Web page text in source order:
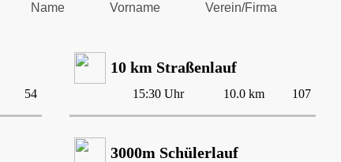
Name Vorname Verein/Firma
54
10 km Straßenlauf
15:30 Uhr 10.0 km 107
3000m Schülerlauf